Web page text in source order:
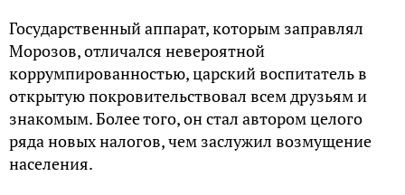
Государственный аппарат, которым заправлял
Морозов, отличался невероятной
коррумпированностью, царский воспитатель в
открытую покровительствовал всем друзьям и
знакомым. Более того, он стал автором целого
ряда новых налогов, чем заслужил возмущение
населения.